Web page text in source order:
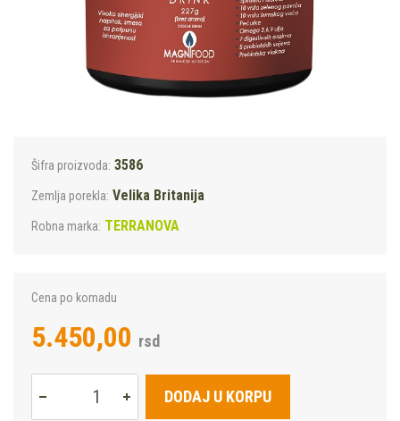
Šifra proizvoda: 3586
Zemlja porekla: Velika Britanija
Robna marka: TERRANOVA
Cena po komadu
5.450,00 rsd
DODAJ U KORPU